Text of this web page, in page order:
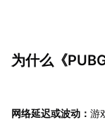
为什么《
网络延迟或波动： 游